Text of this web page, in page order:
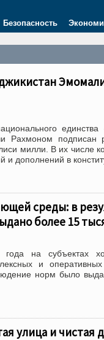
Безопасность
Рахмоном подписан
милли. В их числе
и дополнений в
среды: в
более 15
на субъектах
и
норм было
улица и чистая